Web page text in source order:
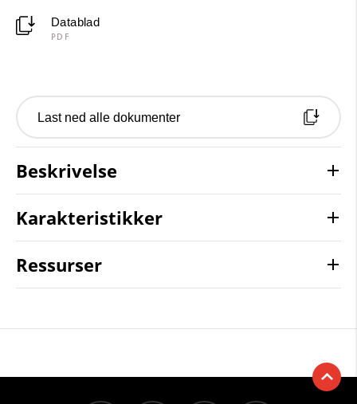
Datablad
PDF
Last ned alle dokumenter
Beskrivelse
Karakteristikker
Ressurser